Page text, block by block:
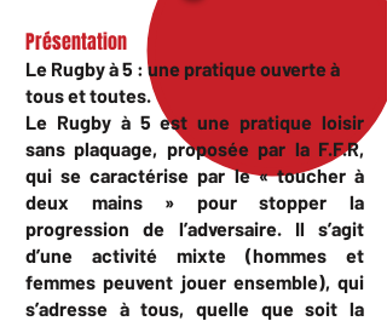
Présentation
Le Rugby à 5 : une pratique ouverte à
tous et toutes.
Le Rugby à 5 est une pratique loisir
sans plaquage, proposée par la F.F.R,
qui se caractérise par le « toucher à
deux mains » pour stopper la
progression de l’adversaire. Il s’agit
d’une activité mixte (hommes et
femmes peuvent jouer ensemble), qui
s’adresse à tous, quelle que soit la